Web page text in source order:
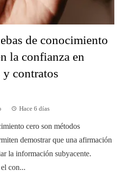
de conocimiento
la confianza en
y contratos
Hace 6 días
cero son métodos
demostrar que una afirmación
la información subyacente.
con...